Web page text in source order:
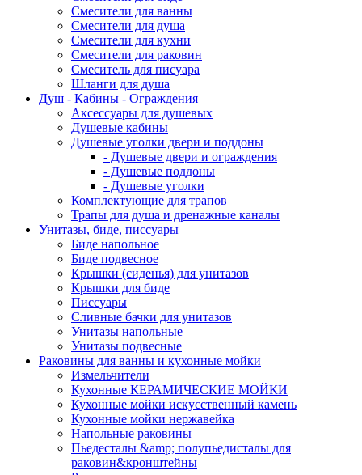
Смесители для ванны
Смесители для душа
Смесители для кухни
Смесители для раковин
Смеситель для писуара
Шланги для душа
Душ - Кабины - Ограждения
Аксессуары для душевых
Душевые кабины
Душевые уголки двери и поддоны
- Душевые двери и ограждения
- Душевые поддоны
- Душевые уголки
Комплектующие для трапов
Трапы для душа и дренажные каналы
Унитазы, биде, писсуары
Биде напольное
Биде подвесное
Крышки (сиденья) для унитазов
Крышки для биде
Писсуары
Сливные бачки для унитазов
Унитазы напольные
Унитазы подвесные
Раковины для ванны и кухонные мойки
Измельчители
Кухонные КЕРАМИЧЕСКИЕ МОЙКИ
Кухонные мойки искусственный камень
Кухонные мойки нержавейка
Напольные раковины
Пьедесталы &amp; полупьедисталы для
раковин&кронштейны